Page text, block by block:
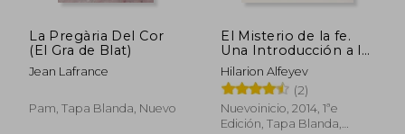
La Pregària Del Cor
(El Gra de Blat)
Jean Lafrance
Pam, Tapa Blanda, Nuevo
El Misterio de la fe.
Una Introducción a la
Teología Ortodoxa
Hilarion Alfeyev
(2)
Nuevoinicio, 2014, 1ªe
Edición, Tapa Blanda,